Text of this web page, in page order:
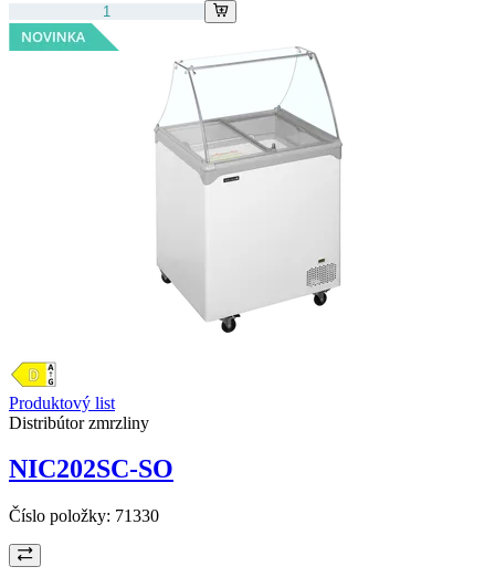
Produktový list
Distribútor zmrzliny
NIC202SC-SO
Číslo položky: 71330